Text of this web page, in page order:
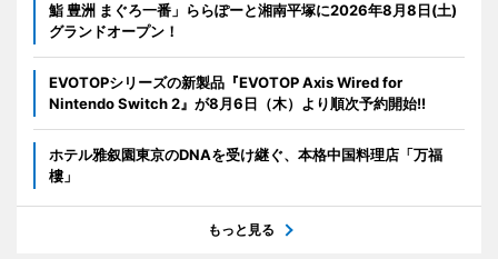
鮨 豊洲 まぐろ一番」ららぽーと湘南平塚に2026年8月8日(土)
グランドオープン！
EVOTOPシリーズの新製品『EVOTOP Axis Wired for
Nintendo Switch 2』が8月6日（木）より順次予約開始!!
ホテル雅叙園東京のDNAを受け継ぐ、本格中国料理店「万福
樓」
もっと見る